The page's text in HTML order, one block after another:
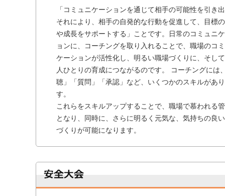
「コミュニケーションを通じて相手の可能性を引き
それにより、相手の自発的な行動を促進して、目標
や成長をサポートする」ことです。日常のコミュニ
ョンに、コーチングを取り入れることで、職場のコ
ケーションが活性化し、明るい職場づくりに、そし
人ひとりの育成につながるのです。 コーチングには
聴」「質問」「承認」など、いくつかのスキルがあ
す。
これらをスキルアップすることで、職場で慕われる
となり、同時に、さらに明るく元気な、気持ちの良
づくりが可能になります。